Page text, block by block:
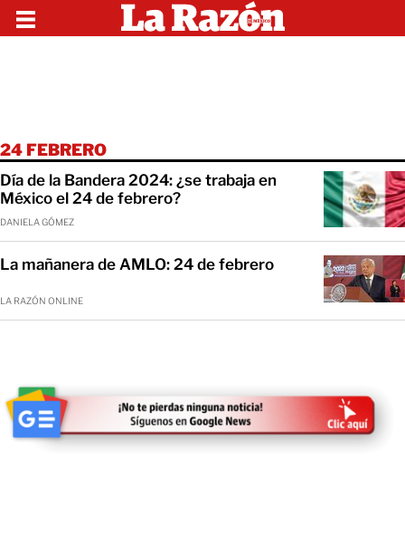
24 FEBRERO
Día de la Bandera 2024: ¿se trabaja en
México el 24 de febrero?
DANIELA GÓMEZ
La mañanera de AMLO: 24 de febrero
LA RAZÓN ONLINE